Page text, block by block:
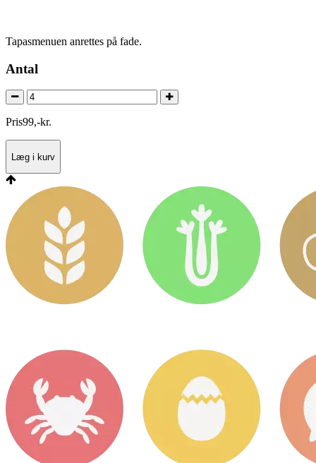
Tapasmenuen anrettes på fade.
Antal
Pris99,-kr.
Læg i kurv